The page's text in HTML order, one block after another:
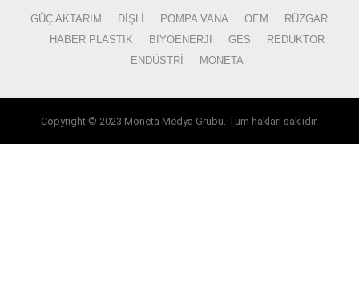
GÜÇ AKTARIM DIŞLI POMPA VANA OEM
RÜZGAR
HABER PLASTIK
BIYOENERJI GES
REDÜKTÖR
ENDÜSTRI
MONETA
Copyright © 2023 Moneta Medya Grubu. Tüm hakları saklıdır.